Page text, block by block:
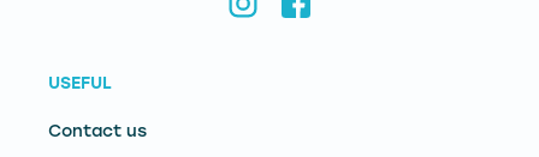
USEFUL
Contact us